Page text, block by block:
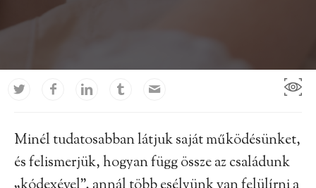
Minél tudatosabban látjuk saját működésünket,
és felismerjük, hogyan függ össze az családunk